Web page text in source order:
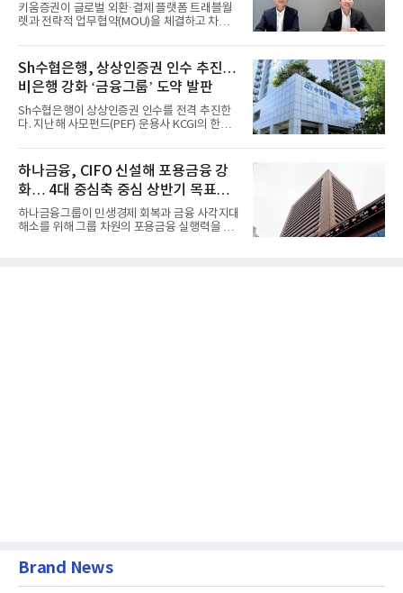
키움증권이 글로벌 외환·결제 플랫폼 트래블월
렛과 전략적 업무협약(MOU)을 체결하고 차세
Sh수협은행, 상상인증권 인수 추진…
비은행 강화 ‘금융그룹’ 도약 발판
Sh수협은행이 상상인증권 인수를 전격 추진한
다. 지난해 사모펀드(PEF) 운용사 KCGI의 한양
하나금융, CIFO 신설해 포용금융 강
화… 4대 중심축 중심 상반기 목표
60% 달성
하나금융그룹이 민생경제 회복과 금융 사각지대
해소를 위해 그룹 차원의 포용금융 실행력을 대
Brand News